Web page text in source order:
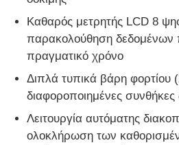
Μηχανή δοκιμής κρούσεων
Μηχανή δοκιμής γδαρσίματος
λαστιχένιος εξοπλισμός
Καθαρός μετρητής LCD 8
παρακολούθηση δεδομένων
πραγματικό χρόνο
Διπλά τυπικά βάρη φορτίου
διαφοροποιημένες συνθήκες
Λειτουργία αυτόματης
ολοκλήρωση των